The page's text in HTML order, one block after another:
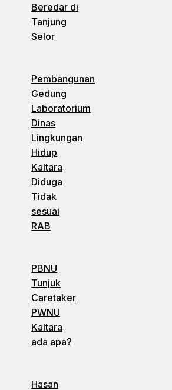
Beredar di
Tanjung
Selor
Pembangunan
Gedung
Laboratorium
Dinas
Lingkungan
Hidup
Kaltara
Diduga
Tidak
sesuai
RAB
PBNU
Tunjuk
Caretaker
PWNU
Kaltara
ada apa?
Hasan